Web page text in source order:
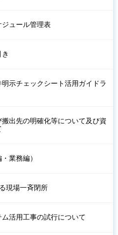
ュール管理表
示チェックシート活用ガイドラ
出先の明確化等について及び資
業務編）
現場一斉閉所
活用工事の試行について